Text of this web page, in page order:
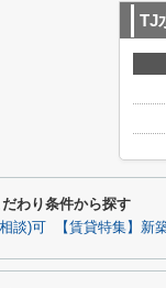
TJ
わり条件から探す
談)可 【賃貸特集】新